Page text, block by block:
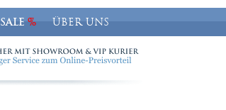
SALE ÜBER UNS